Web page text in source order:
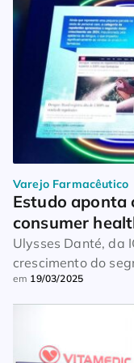
Varejo Farmacêutico
Estudo aponta
consumer
Ulysses Danté, da
crescimento do
em 19/03/2025